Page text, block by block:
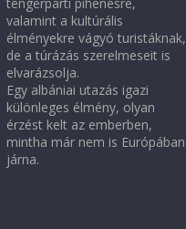
valamint a kultúrális
élményekre vágyó turistáknak,
de a túrázás szerelmeseit is
elvarázsolja.
Egy albániai utazás igazi
különleges élmény, olyan
érzést kelt az emberben,
mintha már nem is Európában
járna.